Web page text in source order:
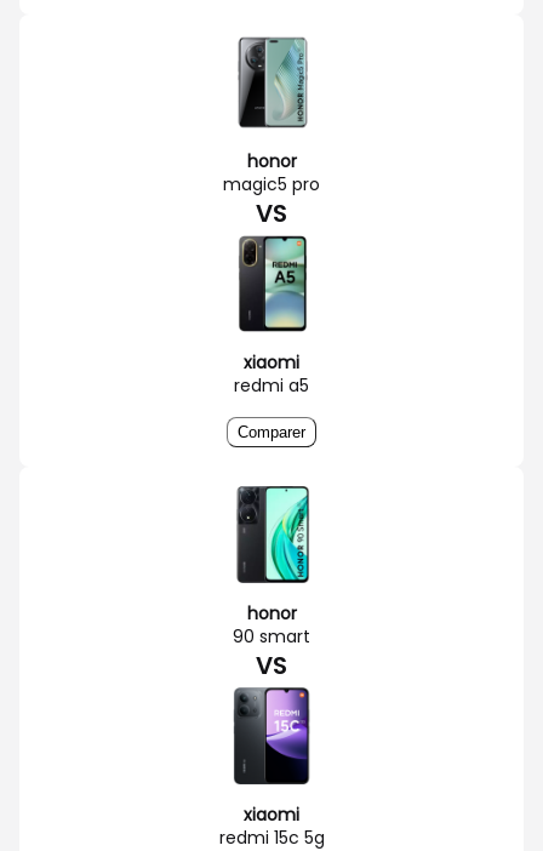
honor
magic5 pro
VS
xiaomi
redmi a5
Comparer
honor
90 smart
VS
xiaomi
redmi 15c 5g